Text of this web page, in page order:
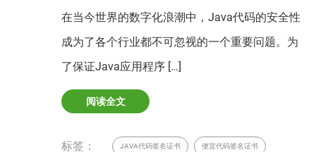
在当今世界的数字化浪潮中，Java代码的安全性
成为了各个行业都不可忽视的一个重要问题。为
了保证Java应用程序 […]
阅读全文
标签： JAVA代码签名证书 便宜代码签名证书